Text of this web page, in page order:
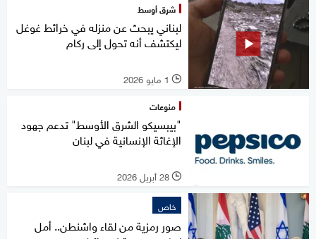
شرق أوسط
لبناني يبحث عن منزله في خرائط غوغل
ليكتشف أنه تحول إلى ركام
l 1 مايو 2026
منوعات
"بيبسيكو الشرق الأوسط" تدعم جهود
الإغاثة الإنسانية في لبنان
l 28 أبريل 2026
خاص
صور رمزية من لقاء واشنطن.. أمل